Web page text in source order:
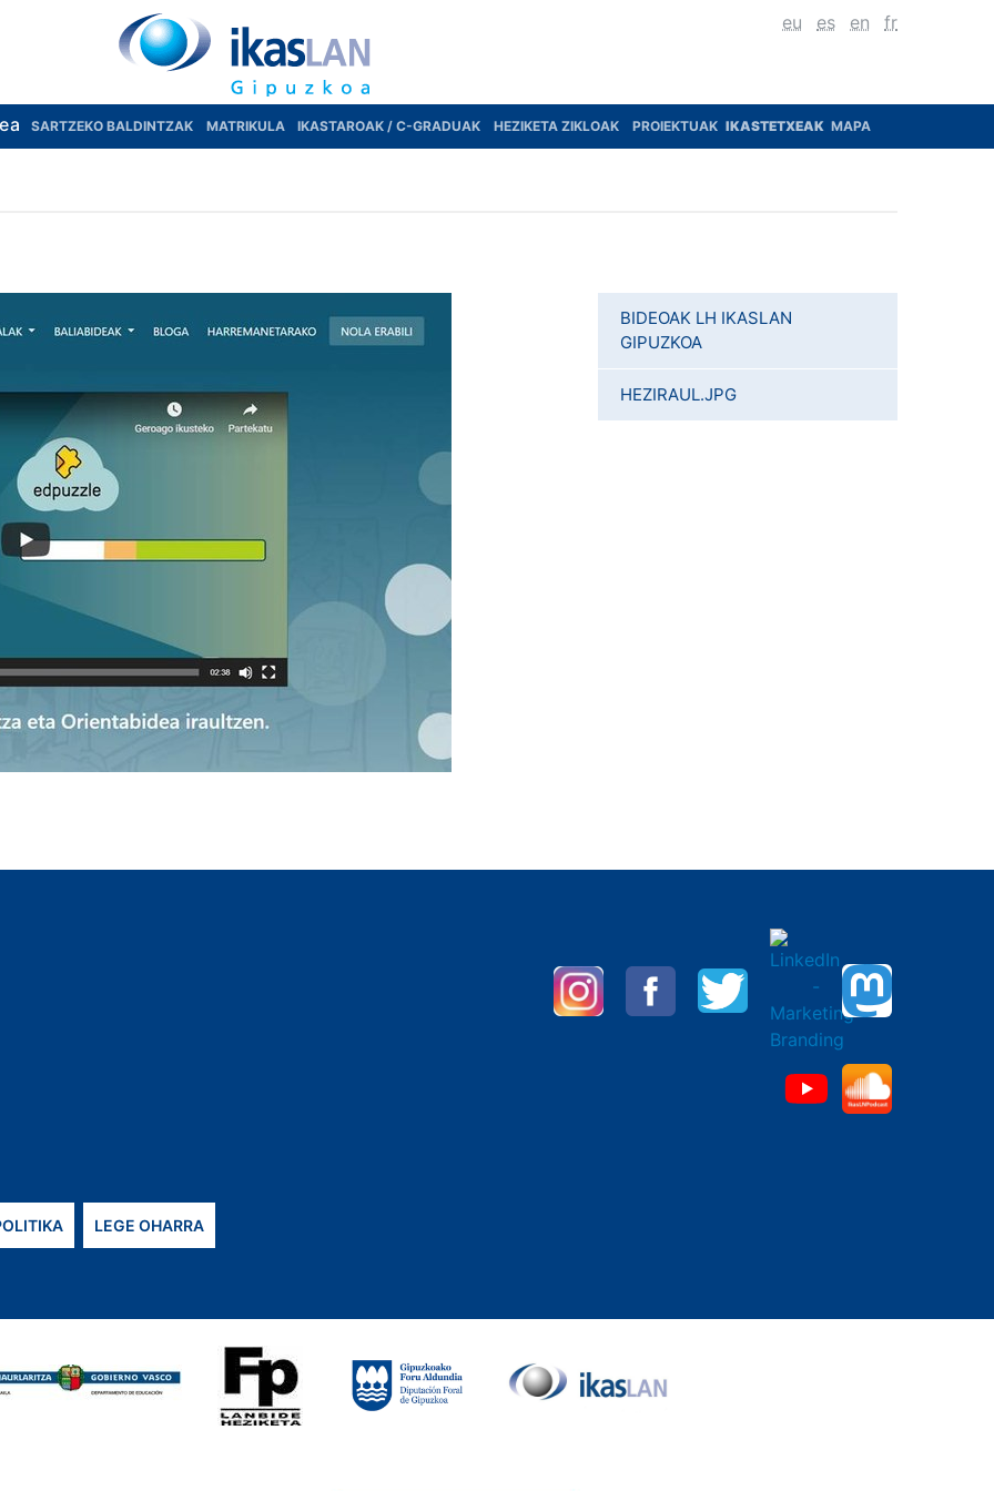
eu es en fr
SARTZEKO BALDINTZAK MATRIKULA IKASTAROAK / C-GRADUAK HEZIKETA ZIKLOAK PROIEKTUAK IKASTETXEAK MAPA
BIDEOAK LH IKASLAN
GIPUZKOA
HEZIRAUL.JPG
LEGE OHARRA